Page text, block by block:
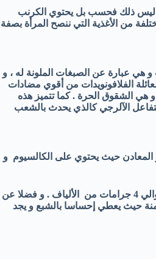
ليس ذلك فحسب بل يحتوي الكرنب
من الأغذية التي ننصح المرأة بصفة
و هي عبارة عن الصبغات الملونة له ، و
الفلافونويدات من أقوي مضادات
هي الشقوق الحرة . كما تتميز هذه
الآلرجي كالذي يحدث بالشعب
المعادن حيث يحتوي على الكالسيوم و
كما يحتوي أيضا علي الألياف حيث أن مقدار فنجان واحد من الكرنب المخرط يحتوى على حوالي 4 جرامات من الألياف . و فضلا عن
حيث يعطي إحساسا بالشبع و يجد